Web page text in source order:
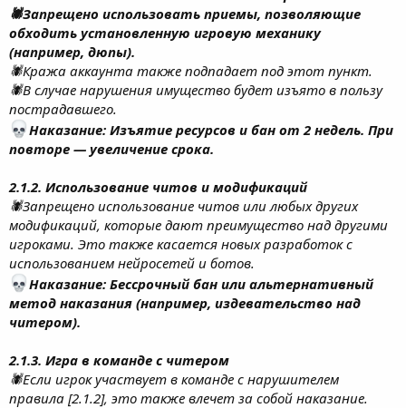
🕷Запрещено использовать приемы, позволяющие
обходить установленную игровую механику
(например, дюпы).
🕷Кража аккаунта также подпадает под этот пункт.
🕷В случае нарушения имущество будет изъято в пользу
пострадавшего.
Наказание: Изъятие ресурсов и бан от 2 недель. При
повторе — увеличение срока.
2.1.2. Использование читов и модификаций
🕷Запрещено использование читов или любых других
модификаций, которые дают преимущество над другими
игроками. Это также касается новых разработок с
использованием нейросетей и ботов.
Наказание: Бессрочный бан или альтернативный
метод наказания (например, издевательство над
читером).
2.1.3. Игра в команде с читером
🕷Если игрок участвует в команде с нарушителем
правила [2.1.2], это также влечет за собой наказание.